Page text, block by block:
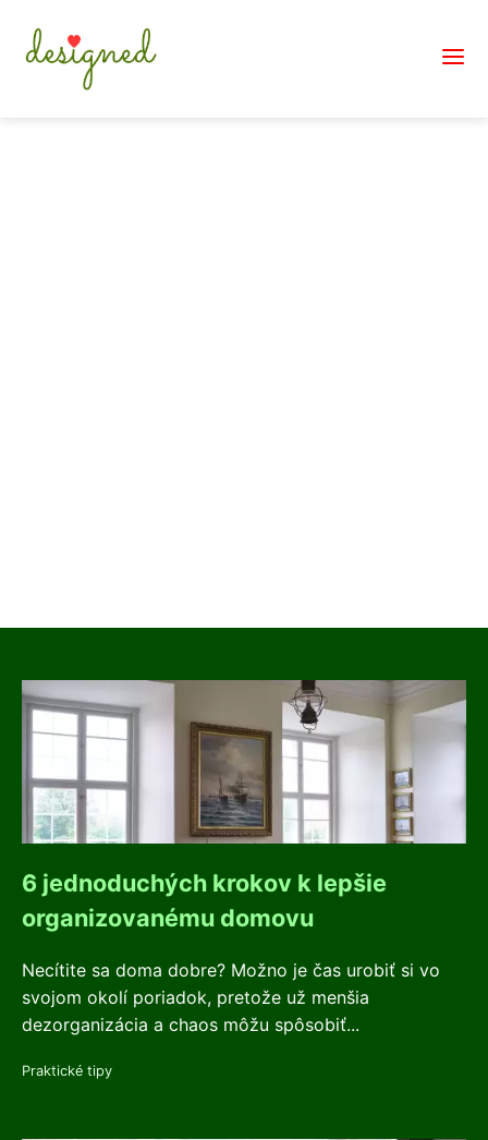
6 jednoduchých krokov k lepšie
organizovanému domovu
Necítite sa doma dobre? Možno je čas urobiť si vo
svojom okolí poriadok, pretože už menšia
dezorganizácia a chaos môžu spôsobiť...
Praktické tipy